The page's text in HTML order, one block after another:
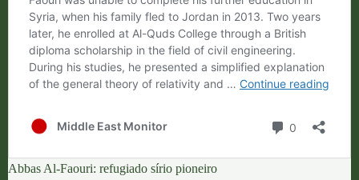
Abbas Al-Faouri: refugiado sírio pioneiro